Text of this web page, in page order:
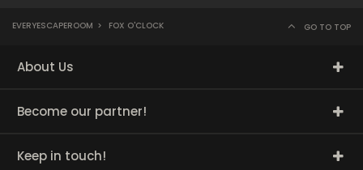
EVERYESCAPEROOM > FOX O'CLOCK GO TO TOP
About Us
Become our partner!
Keep in touch!